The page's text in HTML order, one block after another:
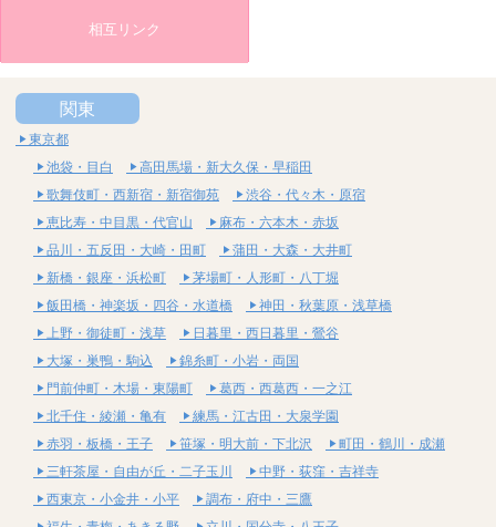
相互リンク
関東
東京都
池袋・目白
高田馬場・新大久保・早稲田
歌舞伎町・西新宿・新宿御苑
渋谷・代々木・原宿
恵比寿・中目黒・代官山
麻布・六本木・赤坂
品川・五反田・大崎・田町
蒲田・大森・大井町
新橋・銀座・浜松町
茅場町・人形町・八丁堀
飯田橋・神楽坂・四谷・水道橋
神田・秋葉原・浅草橋
上野・御徒町・浅草
日暮里・西日暮里・鶯谷
大塚・巣鴨・駒込
錦糸町・小岩・両国
門前仲町・木場・東陽町
葛西・西葛西・一之江
北千住・綾瀬・亀有
練馬・江古田・大泉学園
赤羽・板橋・王子
笹塚・明大前・下北沢
町田・鶴川・成瀬
三軒茶屋・自由が丘・二子玉川
中野・荻窪・吉祥寺
西東京・小金井・小平
調布・府中・三鷹